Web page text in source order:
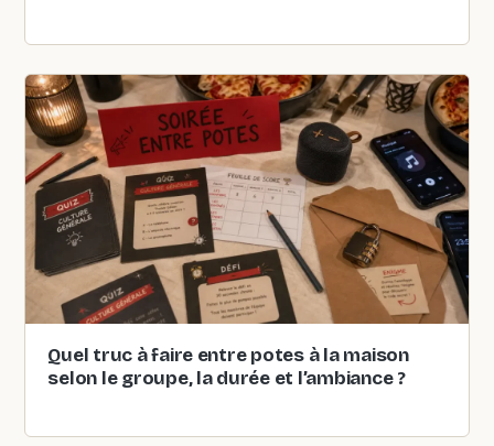
Quel truc à faire entre potes à la maison
selon le groupe, la durée et l’ambiance ?